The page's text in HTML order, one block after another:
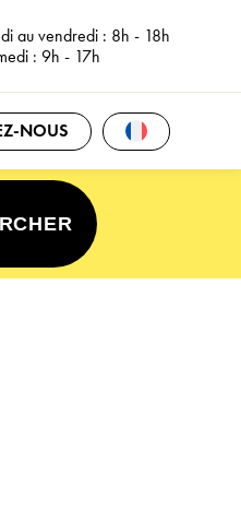
au vendredi : 8h - 18h
: 9h - 17h
CONTACTS
NOUS Ouvrir La
appuyez sur la touche